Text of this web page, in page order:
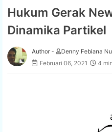
Hukum Gerak
Dinamika Partikel
Author -
Denny Febiana
Februari 06, 2021
4